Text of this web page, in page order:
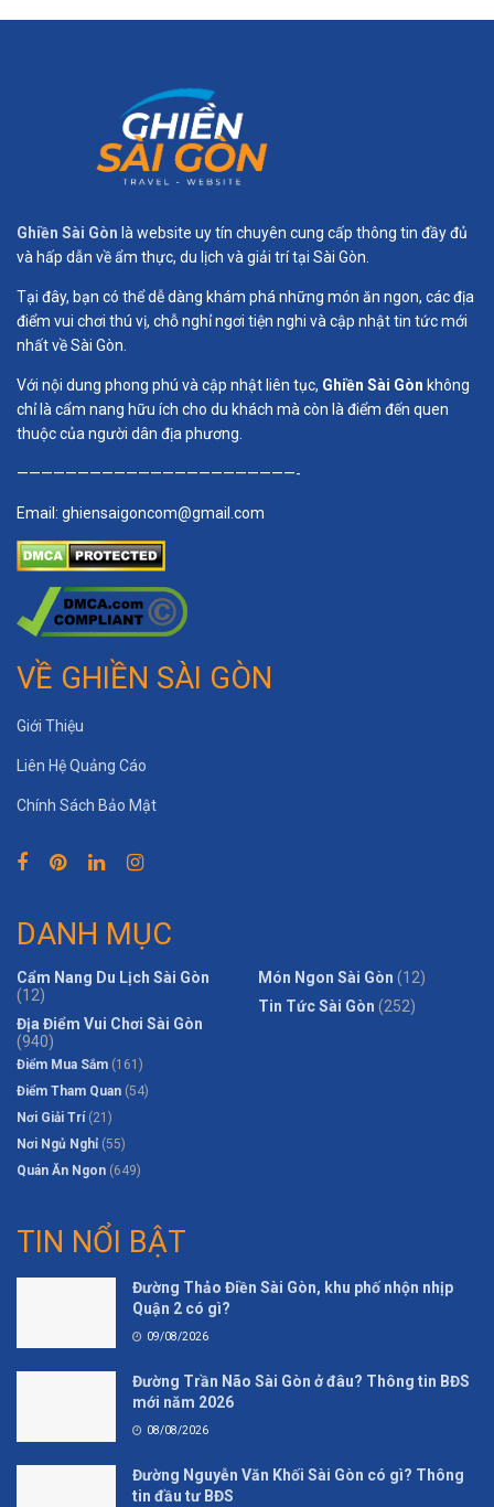
Ghiền Sài Gòn là website uy tín chuyên cung cấp thông tin đầy đủ
và hấp dẫn về ẩm thực, du lịch và giải trí tại Sài Gòn.
Tại đây, bạn có thể dễ dàng khám phá những món ăn ngon, các địa
điểm vui chơi thú vị, chỗ nghỉ ngơi tiện nghi và cập nhật tin tức mới
nhất về Sài Gòn.
Với nội dung phong phú và cập nhật liên tục, Ghiền Sài Gòn không
chỉ là cẩm nang hữu ích cho du khách mà còn là điểm đến quen
thuộc của người dân địa phương.
———————————————————————-
Email: ghiensaigoncom@gmail.com
VỀ GHIỀN SÀI GÒN
Giới Thiệu
Liên Hệ Quảng Cáo
Chính Sách Bảo Mật
DANH MỤC
Cẩm Nang Du Lịch Sài Gòn
(12)
Địa Điểm Vui Chơi Sài Gòn
(940)
Điểm Mua Sắm (161)
Điểm Tham Quan (54)
Nơi Giải Trí (21)
Nơi Ngủ Nghỉ (55)
Quán Ăn Ngon (649)
Món Ngon Sài Gòn (12)
Tin Tức Sài Gòn (252)
TIN NỔI BẬT
Đường Thảo Điền Sài Gòn, khu phố nhộn nhịp
Quận 2 có gì?
09/08/2026
Đường Trần Não Sài Gòn ở đâu? Thông tin BĐS
mới năm 2026
08/08/2026
Đường Nguyễn Văn Khối Sài Gòn có gì? Thông
tin đầu tư BĐS